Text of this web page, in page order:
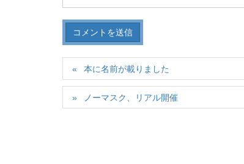
本に名前が載りました
ノーマスク、リアル開催